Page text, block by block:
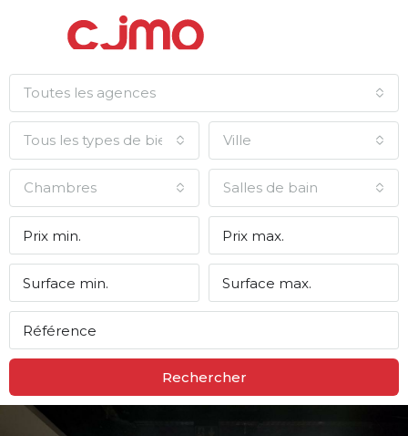
Toutes les agences
Tous les types de biens Ville
Chambres Salles de bain
Rechercher